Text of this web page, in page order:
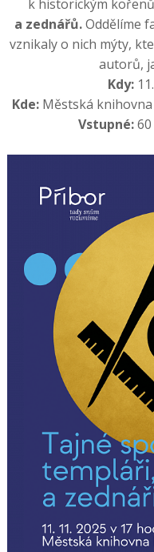
k historickým
a zednářů.Oddělíme
vznikaly o nich mýty,
autorů,
Kdy:
Kde: Městská
Vstupné: